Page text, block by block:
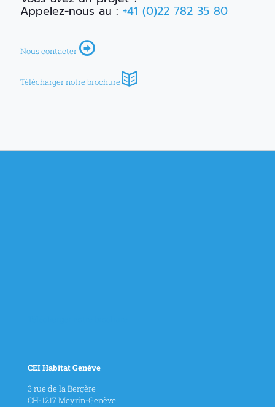
Appelez-nous au : +41 (0)22 782 35 80
Nous contacter
Télécharger notre brochure
CEI Habitat Genève
3 rue de la Bergère
CH-1217 Meyrin-Genève